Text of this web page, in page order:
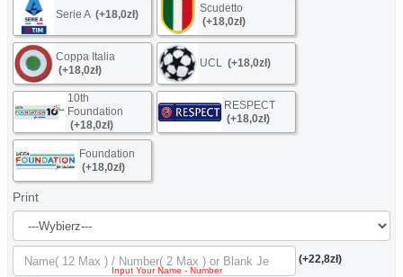
Serie A (+18,0zł)
Scudetto
(+18,0zł)
Coppa Italia
(+18,0zł)
UCL (+18,0zł)
10th
Foundation
(+18,0zł)
RESPECT
(+18,0zł)
Foundation
(+18,0zł)
Print
(+22,8zł)